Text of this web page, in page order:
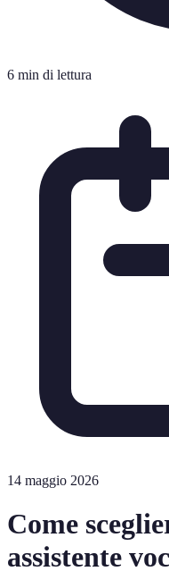
6 min di lettura
14 maggio 2026
Come
assistente